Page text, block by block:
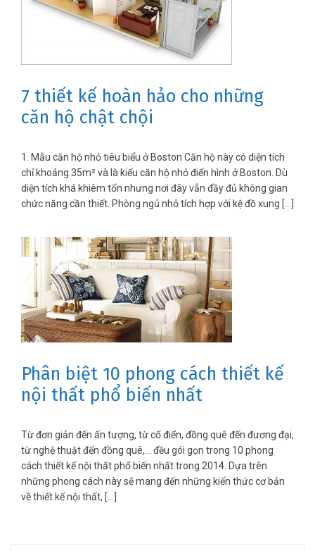
7 thiết kế hoàn hảo cho những
căn hộ chật chội
1. Mẫu căn hộ nhỏ tiêu biểu ở Boston Căn hộ này có diện tích
chỉ khoảng 35m² và là kiểu căn hộ nhỏ điển hình ở Boston. Dù
diện tích khá khiêm tốn nhưng nơi đây vẫn đầy đủ không gian
chức năng cần thiết. Phòng ngủ nhỏ tích hợp với kệ đồ xung […]
Phân biệt 10 phong cách thiết kế
nội thất phổ biến nhất
Từ đơn giản đến ấn tượng, từ cổ điển, đồng quê đến đương đại,
từ nghệ thuật đến đồng quê,… đều gói gọn trong 10 phong
cách thiết kế nội thất phổ biến nhất trong 2014. Dựa trên
những phong cách này sẽ mang đến những kiến thức cơ bản
về thiết kế nội thất, […]